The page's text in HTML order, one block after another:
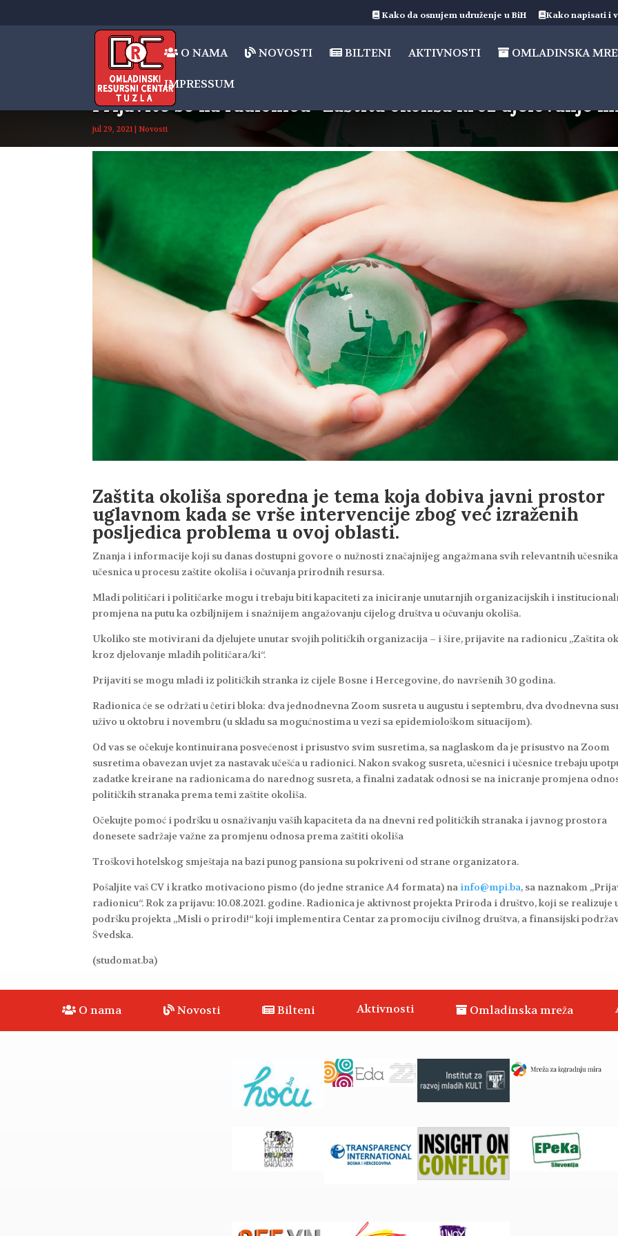
Kako da osnujem udruženje u BiH Kako napisati i
O NAMA NOVOSTI BILTENI AKTIVNOSTI OMLADINSKA
IMPRESSUM
Prijavite se na radionicu “Zaštita okoliša kroz djelovanje
jul 29, 2021 |Novosti
Zaštita okoliša sporedna je tema koja dobiva javni prostor
uglavnom kada se vrše intervencije zbog već izraženih
posljedica problema u ovoj oblasti.
Znanja i informacije koji su danas dostupni govore o nužnosti značajnijeg angažmana svih relevantnih
učesnica u procesu zaštite okoliša i očuvanja prirodnih resursa.
Mladi političari i političarke mogu i trebaju biti kapaciteti za iniciranje unutarnjih organizacijskih i
promjena na putu ka ozbiljnijem i snažnijem angažovanju cijelog društva u očuvanju okoliša.
Ukoliko ste motivirani da djelujete unutar svojih političkih organizacija – i šire, prijavite na radionicu „Zaštita
kroz djelovanje mladih političara/ki“.
Prijaviti se mogu mladi iz političkih stranka iz cijele Bosne i Hercegovine, do navršenih 30 godina.
Radionica će se održati u četiri bloka: dva jednodnevna Zoom susreta u augustu i septembru, dva dvodnevna
uživo u oktobru i novembru (u skladu sa mogućnostima u vezi sa epidemiološkom situacijom).
Od vas se očekuje kontinuirana posvećenost i prisustvo svim susretima, sa naglaskom da je prisustvo na Zoom
susretima obavezan uvjet za nastavak učešća u radionici. Nakon svakog susreta, učesnici i učesnice trebaju
zadatke kreirane na radionicama do narednog susreta, a finalni zadatak odnosi se na inicranje promjena
političkih stranaka prema temi zaštite okoliša.
Očekujte pomoć i podršku u osnaživanju vaših kapaciteta da na dnevni red političkih stranaka i javnog prostora
donesete sadržaje važne za promjenu odnosa prema zaštiti okoliša
Troškovi hotelskog smještaja na bazi punog pansiona su pokriveni od strane organizatora.
Pošaljite vaš CV i kratko motivaciono pismo (do jedne stranice A4 formata) na info@mpi.ba, sa naznakom
radionicu“. Rok za prijavu: 10.08.2021. godine. Radionica je aktivnost projekta Priroda i društvo, koji se realizuje
podršku projekta „Misli o prirodi!“ koji implementira Centar za promociju civilnog društva, a finansijski
Švedska.
(studomat.ba)
O nama Novosti Bilteni Aktivnosti Omladinska mreža